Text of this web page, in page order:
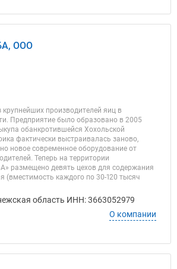
ООО
производителей яиц в
Предприятие было образовано в 2005
обанкротившейся Хохольской
фактически выстраивалась заново,
новое современное оборудование от
Теперь на территории
размещено девять цехов для содержания
(вместимость каждого по 30-120 тысяч
область ИНН: 3663052979
О компании